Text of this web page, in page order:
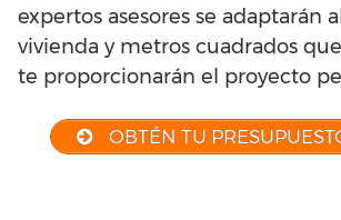
expertos asesores se adaptarán
vivienda y metros cuadrados
te proporcionarán el proyecto
OBTÉN TU